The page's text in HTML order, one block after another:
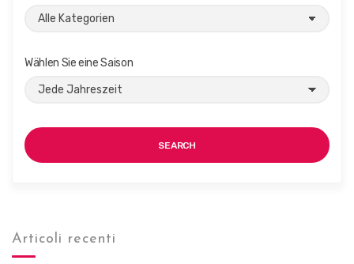
Wählen Sie eine Saison
SEARCH
Articoli recenti